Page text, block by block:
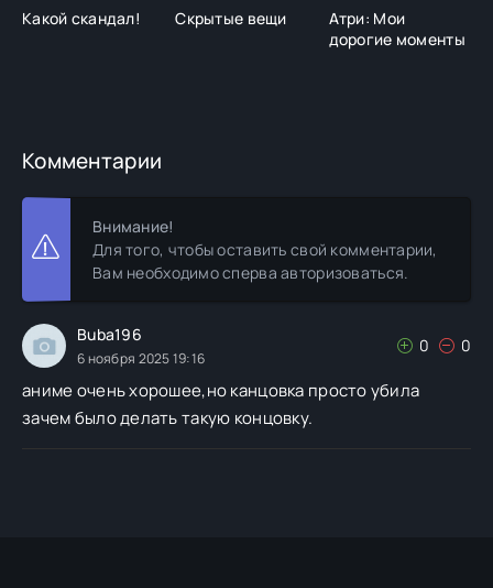
Какой скандал! Скрытые вещи
Атри: Мои
дорогие моменты
Комментарии
Внимание!
Для того, чтобы оставить свой комментарии,
Вам необходимо сперва авторизоваться.
Buba196
6 ноября 2025 19:16
0 0
аниме очень хорошее,но канцовка просто убила
зачем было делать такую концовку.